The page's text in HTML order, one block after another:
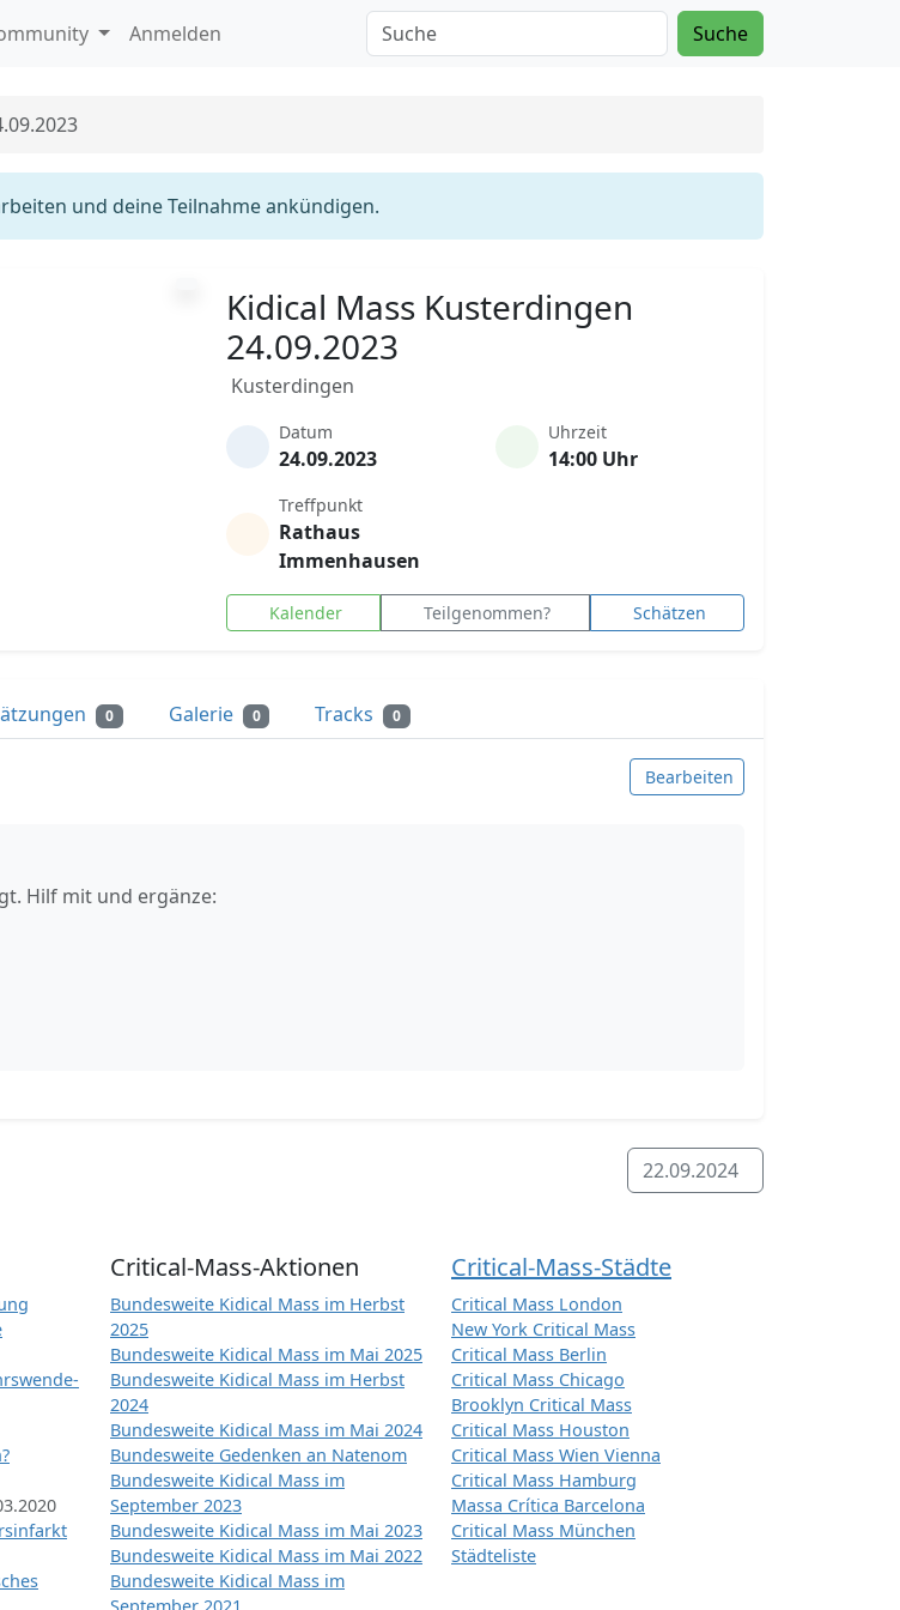
Anmelden Suche
und deine Teilnahme ankündigen.
Kidical Mass Kusterdingen
24.09.2023
Kusterdingen
Datum
24.09.2023
Uhrzeit
14:00 Uhr
Treffpunkt
Rathaus
Immenhausen
Kalender Teilgenommen? Schätzen
0 Galerie 0 Tracks 0
Bearbeiten
Hilf mit und ergänze:
22.09.2024
Critical-Mass-Aktionen
Bundesweite Kidical Mass im Herbst
2025
Bundesweite Kidical Mass im Mai 2025
Bundesweite Kidical Mass im Herbst
2024
Bundesweite Kidical Mass im Mai 2024
Bundesweite Gedenken an Natenom
Bundesweite Kidical Mass im
September 2023
Bundesweite Kidical Mass im Mai 2023
Bundesweite Kidical Mass im Mai 2022
Bundesweite Kidical Mass im
Critical-Mass-Städte
Critical Mass London
New York Critical Mass
Critical Mass Berlin
Critical Mass Chicago
Brooklyn Critical Mass
Critical Mass Houston
Critical Mass Wien Vienna
Critical Mass Hamburg
Massa Crítica Barcelona
Critical Mass München
Städteliste